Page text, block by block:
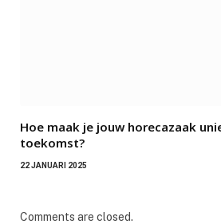
Hoe maak je jouw horecazaak
toekomst?
22 JANUARI 2025
Comments are closed.